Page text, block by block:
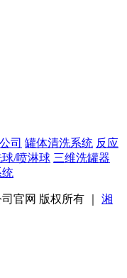
司 罐体清洗系统 反应
/喷淋球 三维洗罐器
统
官网 版权所有 ｜ 湘